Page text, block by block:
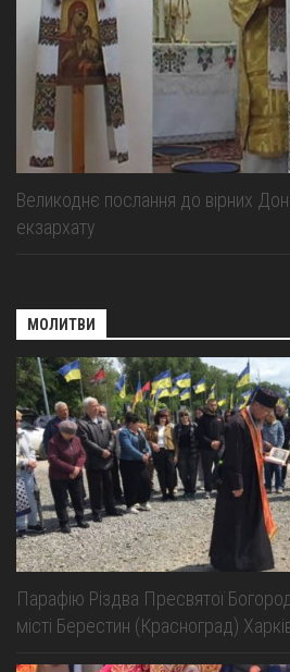
Великоднє послання до вірних
екзархату
МОЛИТВИ
Парафію Різдва Пресвятої
місті Берестин (Красноград)